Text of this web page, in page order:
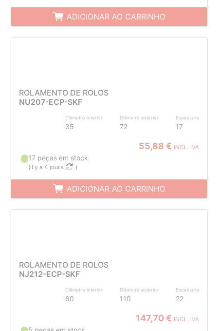
ADICIONAR AO CARRINHO
ROLAMENTO DE ROLOS
NU207-ECP-SKF
Diâmetro interior
35
Diâmetro exterior
72
Espessura
17
55,88 € INCL. IVA
17 peças em stock
(il y a 4 jours )
ADICIONAR AO CARRINHO
ROLAMENTO DE ROLOS
NJ212-ECP-SKF
Diâmetro interior
60
Diâmetro exterior
110
Espessura
22
147,70 € INCL. IVA